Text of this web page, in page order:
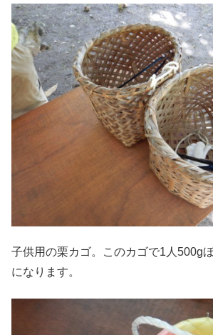
子供用の栗カゴ。このカゴで1人500g
になります。